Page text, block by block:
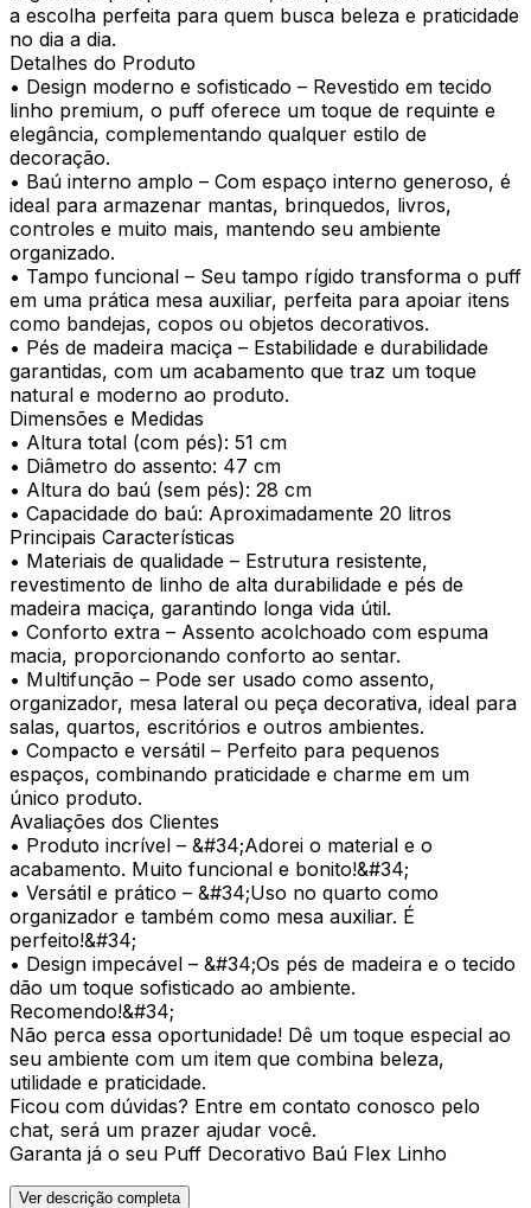
a escolha perfeita para quem busca beleza e praticidade
no dia a dia.
Detalhes do Produto
• Design moderno e sofisticado – Revestido em tecido
linho premium, o puff oferece um toque de requinte e
elegância, complementando qualquer estilo de
decoração.
• Baú interno amplo – Com espaço interno generoso, é
ideal para armazenar mantas, brinquedos, livros,
controles e muito mais, mantendo seu ambiente
organizado.
• Tampo funcional – Seu tampo rígido transforma o puff
em uma prática mesa auxiliar, perfeita para apoiar itens
como bandejas, copos ou objetos decorativos.
• Pés de madeira maciça – Estabilidade e durabilidade
garantidas, com um acabamento que traz um toque
natural e moderno ao produto.
Dimensões e Medidas
• Altura total (com pés): 51 cm
• Diâmetro do assento: 47 cm
• Altura do baú (sem pés): 28 cm
• Capacidade do baú: Aproximadamente 20 litros
Principais Características
• Materiais de qualidade – Estrutura resistente,
revestimento de linho de alta durabilidade e pés de
madeira maciça, garantindo longa vida útil.
• Conforto extra – Assento acolchoado com espuma
macia, proporcionando conforto ao sentar.
• Multifunção – Pode ser usado como assento,
organizador, mesa lateral ou peça decorativa, ideal para
salas, quartos, escritórios e outros ambientes.
• Compacto e versátil – Perfeito para pequenos
espaços, combinando praticidade e charme em um
único produto.
Avaliações dos Clientes
• Produto incrível – &#34;Adorei o material e o
acabamento. Muito funcional e bonito!&#34;
• Versátil e prático – &#34;Uso no quarto como
organizador e também como mesa auxiliar. É
perfeito!&#34;
• Design impecável – &#34;Os pés de madeira e o tecido
dão um toque sofisticado ao ambiente.
Recomendo!&#34;
Não perca essa oportunidade! Dê um toque especial ao
seu ambiente com um item que combina beleza,
utilidade e praticidade.
Ficou com dúvidas? Entre em contato conosco pelo
chat, será um prazer ajudar você.
Garanta já o seu Puff Decorativo Baú Flex Linho
Ver descrição completa